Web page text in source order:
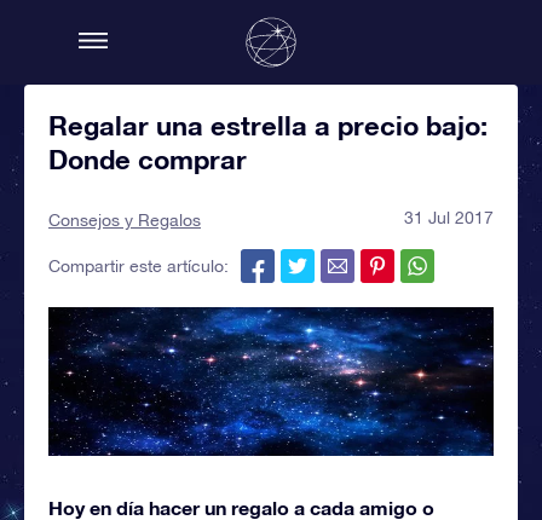
Regalar una estrella a precio bajo:
Donde comprar
Consejos y Regalos 31 Jul 2017
Compartir este artículo:
Hoy en día hacer un regalo a cada amigo o